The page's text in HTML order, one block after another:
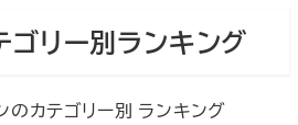
リー別ランキング
のカテゴリー別 ランキング